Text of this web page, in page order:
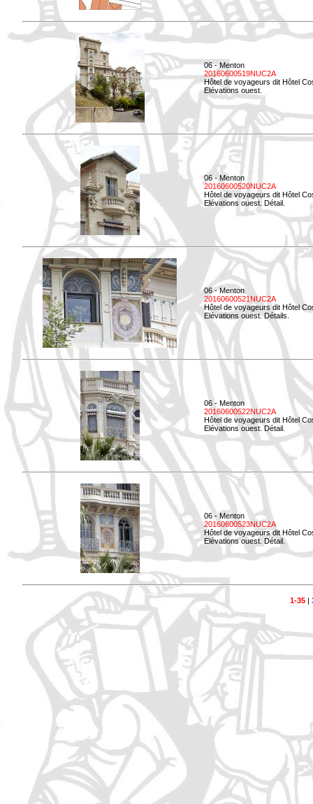
06 - Menton
20160600519NUC2A
Hôtel de voyageurs dit Hôtel
Elévations ouest.
06 - Menton
20160600520NUC2A
Hôtel de voyageurs dit Hôtel
Elévations ouest. Détail.
06 - Menton
20160600521NUC2A
Hôtel de voyageurs dit Hôtel
Elévations ouest. Détails.
06 - Menton
20160600522NUC2A
Hôtel de voyageurs dit Hôtel
Elévations ouest. Détail.
06 - Menton
20160600523NUC2A
Hôtel de voyageurs dit Hôtel
Elévations ouest. Détail.
1-35|